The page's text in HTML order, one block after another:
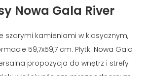
Nowa Gala River
szarymi kamieniami w klasycznym,
59,7x59,7 cm. Płytki Nowa Gala
propozycja do wnętrz i strefy